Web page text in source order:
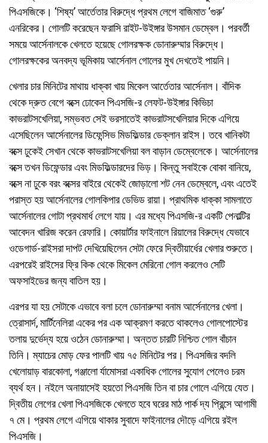
পিএসজিকে। ‘শিষ্য’ আর্তেতার বিরুদ্ধে প্রথম লেগে বাজিমাত ‘গুরু’
এনরিকের। গোলটি করেছেন ফরাসি রাইট-উইঙ্গার উসমান ডেম্বেল। পরবর্তী
সময়ে আর্সেনালকে খেলতে হয়েছে গোলরক্ষক ডোনারুম্মার বিরুদ্ধে।
গোলরক্ষকের অনবদ্য ভূমিকায় আর্সেনাল গোলের মুখ দেখতেই পায়নি।
খেলার চার মিনিটের মাথায় ধাক্কা খায় মিকেল আর্তেতার আর্সেনাল। বাঁদিক
থেকে দ্রুত বেগে বক্সে ঢোকেন পিএসজি-র লেফট-উইঙ্গার কিভিচা
কাভরাটসখেলিয়া, সম্ভবত সেই ভরসাতেই কাভরাটসখেলিয়ার দিকে এগিয়ে
এসেছিলেন আর্সেনালের ডিফেন্সিভ মিডফিল্ডার ডেক্লান রাইস। তবে খানিকটা
বক্সে ঢুকেই সেখান থেকে কাভরাটসখেলিয়া বল বাড়ান ডেম্বেলেকে। আর্সেনালের
বক্সে তখন ডিফেন্ডার এবং মিডফিল্ডারদের ভিড়। কিন্তু সবাইকে বোকা বানিয়ে,
বক্সে না ঢুকে বরং বক্সের বাইরে থেকেই জোড়ালো শট নেন ডেম্বেলে, এবং এতেই
পরাস্ত হয় আর্সেনালের গোলকিপার ডেভিড রায়া। প্রাথমিক ধাক্কা সামলাতে
আর্সেনালের গোটা প্রথমার্ধ লেগে যায়। এর মধ্যে পিএসজি-র একটি পেনাল্টির
আবেদন খারিজ করেন রেফারি। কোয়ার্টার ফাইনালে রিয়ালের বিরুদ্ধে যেভাবে
ওডেগার্ড-রাইসরা দাপট দেখিয়েছিলেন সেটা ফেরে দ্বিতীয়ার্ধের খেলার শুরুতে।
এরপরেই রাইসের ফ্রি কিক থেকে মিকেল মেরিনো গোল করলেও সেটি
অফসাইডের জন্য বাতিল হয়।
এরপর যা হয় সেটাকে এভাবে বলা চলে ডোনারুম্মা বনাম আর্সেনালের খেলা।
ত্রোসার্দ, মার্টিনেলিরা একের পর এক আক্রমণ করতে থাকলেও গোলপোস্টের
তলায় দুর্ভেদ্য হয়ে ওঠেন ডোনারুম্মা। অন্তত চারটি নিশ্চিত গোল বাঁচান
তিনি। ম্যাচের মোড় ফের পালটি খায় ৭৫ মিনিটের পর। পিএসজির বদলি
খেলোয়াড় বারকোলা, গঞ্জালো র্যামোসরা একাধিক গোলের সুযোগ পেলেও চরম
ব্যর্থ হন। নইলে অনায়াসেই হয়তো পিএসজি তিন বা চার গোলে এগিয়ে যেত।
দ্বিতীয় লেগের খেলা পিএসজিকে খেলতে হবে ঘরের মাঠ পার্ক দ্য প্রিন্সে আগামী
৭ মে। প্রথম লেগে এগিয়ে থাকার সুবাদে ফাইনালের দৌড়ে এগিয়ে রইল
পিএসজি।